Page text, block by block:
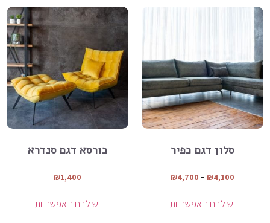
סלון דגם כפיר
₪4,100
–
₪4,700
יש לבחור אפשרויות
כורסא דגם סנדרא
₪1,400
יש לבחור אפשרויות